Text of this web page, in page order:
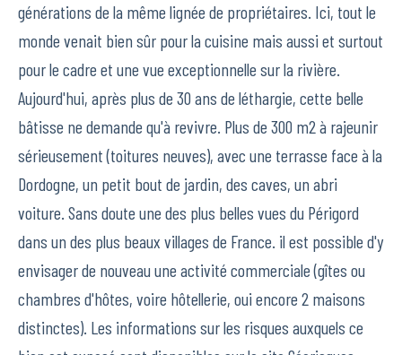
générations de la même lignée de propriétaires. Ici, tout le
monde venait bien sûr pour la cuisine mais aussi et surtout
pour le cadre et une vue exceptionnelle sur la rivière.
Aujourd'hui, après plus de 30 ans de léthargie, cette belle
bâtisse ne demande qu'à revivre. Plus de 300 m2 à rajeunir
sérieusement (toitures neuves), avec une terrasse face à la
Dordogne, un petit bout de jardin, des caves, un abri
voiture. Sans doute une des plus belles vues du Périgord
dans un des plus beaux villages de France. il est possible d'y
envisager de nouveau une activité commerciale (gîtes ou
chambres d'hôtes, voire hôtellerie, oui encore 2 maisons
distinctes). Les informations sur les risques auxquels ce